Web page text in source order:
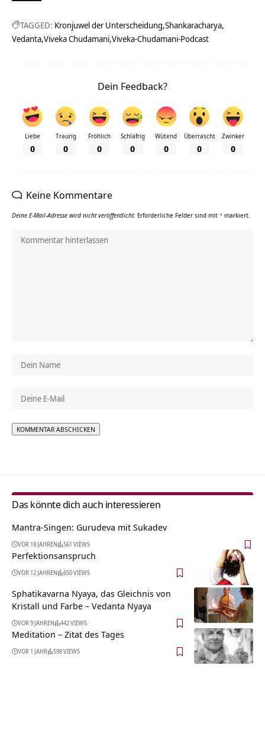
TAGGED: Kronjuwel der Unterscheidung Shankaracharya
Vedanta Viveka Chudamani Viveka-Chudamani-Podcast
Dein Feedback?
Liebe
0
Traurig
0
Fröhlich
0
Schläfrig
0
Wütend
0
Überrascht
0
Zwinker
0
Keine Kommentare
Deine E-Mail-Adresse wird nicht veröffentlicht. Erforderliche Felder sind mit * markiert.
Das könnte dich auch interessieren
Mantra-Singen: Gurudeva mit Sukadev
VOR 18 JAHREN 561 VIEWS
Perfektionsanspruch
VOR 12 JAHREN 650 VIEWS
Sphatikavarna Nyaya, das Gleichnis von
Kristall und Farbe – Vedanta Nyaya
VOR 9 JAHREN 442 VIEWS
Meditation – Zitat des Tages
VOR 1 JAHR 598 VIEWS